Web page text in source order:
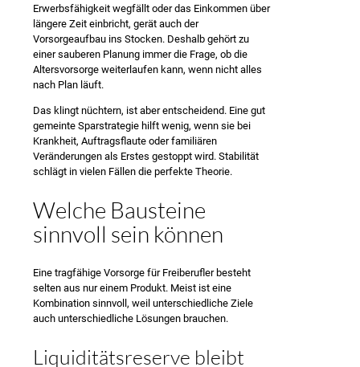
Erwerbsfähigkeit wegfällt oder das Einkommen über
längere Zeit einbricht, gerät auch der
Vorsorgeaufbau ins Stocken. Deshalb gehört zu
einer sauberen Planung immer die Frage, ob die
Altersvorsorge weiterlaufen kann, wenn nicht alles
nach Plan läuft.
Das klingt nüchtern, ist aber entscheidend. Eine gut
gemeinte Sparstrategie hilft wenig, wenn sie bei
Krankheit, Auftragsflaute oder familiären
Veränderungen als Erstes gestoppt wird. Stabilität
schlägt in vielen Fällen die perfekte Theorie.
Welche Bausteine
sinnvoll sein können
Eine tragfähige Vorsorge für Freiberufler besteht
selten aus nur einem Produkt. Meist ist eine
Kombination sinnvoll, weil unterschiedliche Ziele
auch unterschiedliche Lösungen brauchen.
Liquiditätsreserve bleibt